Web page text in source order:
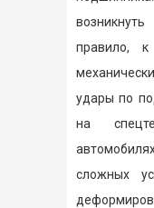
правило,
удары по
на
сложных